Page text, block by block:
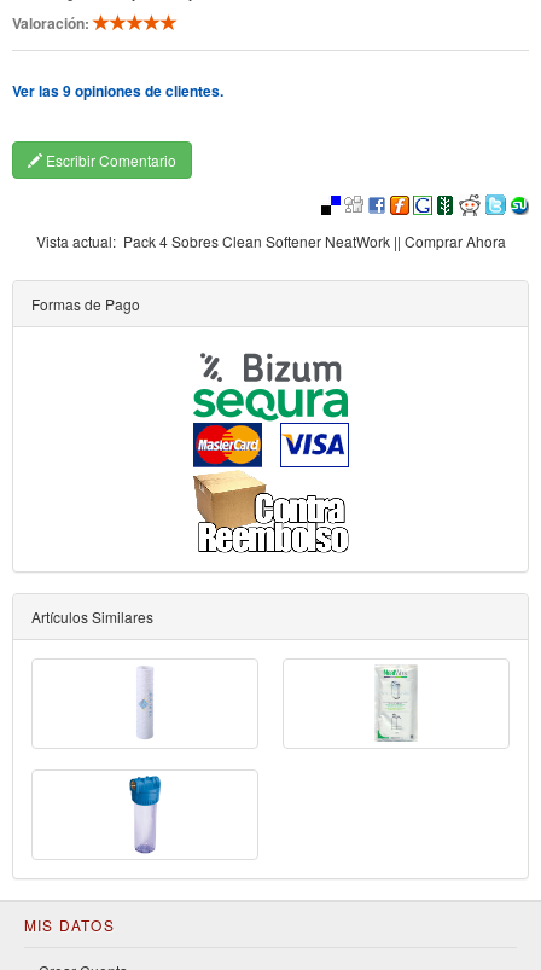
Valoración:
Ver las 9 opiniones de clientes.
Escribir Comentario
Vista actual: Pack 4 Sobres Clean Softener NeatWork || Comprar Ahora
Formas de Pago
Artículos Similares
MIS DATOS